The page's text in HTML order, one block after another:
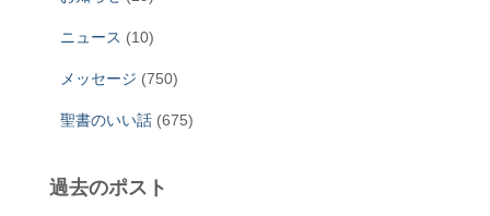
ニュース (10)
メッセージ (750)
聖書のいい話 (675)
過去のポスト